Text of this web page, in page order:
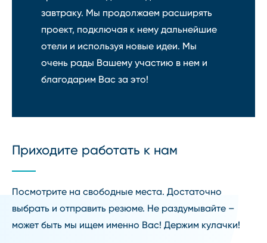
завтраку. Мы продолжаем расширять
проект, подключая к нему дальнейшие
отели и используя новые идеи. Мы
очень рады Вашему участию в нем и
благодарим Вас за это!
Приходите работать к нам
Посмотрите на свободные места. Достаточно
выбрать и отправить резюме. Не раздумывайте –
может быть мы ищем именно Вас! Держим кулачки!